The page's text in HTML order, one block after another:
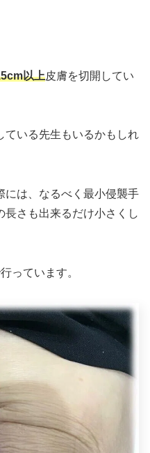
以上皮膚を切開してい
ている先生もいるかもしれ
には、なるべく最小侵襲手
さも出来るだけ小さくし
っています。